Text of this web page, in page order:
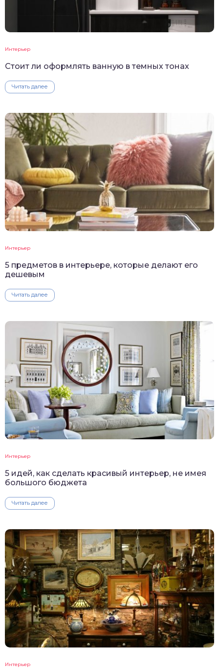
Интерьер
Стоит ли оформлять ванную в темных тонах
Читать далее
Интерьер
5 предметов в интерьере, которые делают его
дешевым
Читать далее
Интерьер
5 идей, как сделать красивый интерьер, не имея
большого бюджета
Читать далее
Интерьер